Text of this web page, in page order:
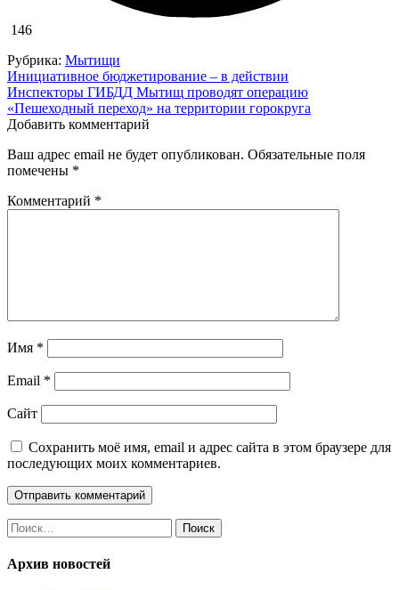
146
Рубрика: Мытищи
Навигация
по
записям
Инициативное бюджетирование – в действии
Инспекторы ГИБДД Мытищ проводят операцию
«Пешеходный переход» на территории горокруга
Добавить комментарий
Ваш адрес email не будет опубликован. Обязательные поля
помечены *
Комментарий *
Имя *
Email *
Сайт
Сохранить моё имя, email и адрес сайта в этом браузере для
последующих моих комментариев.
Найти:
Архив новостей